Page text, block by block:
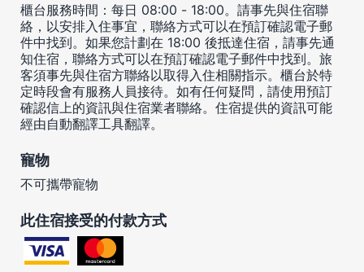
櫃台服務時間：每日 08:00 - 18:00。請事先與住宿聯
絡，以安排入住事宜，聯絡方式可以在預訂確認電子郵
件中找到。如果您計劃在 18:00 後抵達住宿，請事先通
知住宿，聯絡方式可以在預訂確認電子郵件中找到。旅
客須事先與住宿方聯絡以取得入住相關指示。櫃台於特
定時段會有服務人員接待。如有任何疑問，請使用預訂
確認信上的資訊與住宿業者聯絡。住宿提供的資訊可能
經由自動翻譯工具翻譯。
寵物
不可攜帶寵物
此住宿接受的付款方式